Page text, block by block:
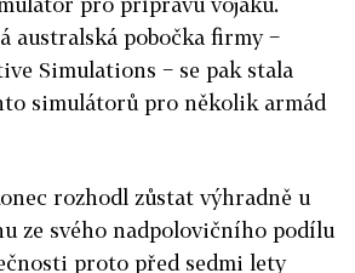
australská pobočka firmy −
Simulations − se pak stala
simulátorů pro několik armád
rozhodl zůstat výhradně u
ze svého nadpolovičního podílu
proto před sedmi lety